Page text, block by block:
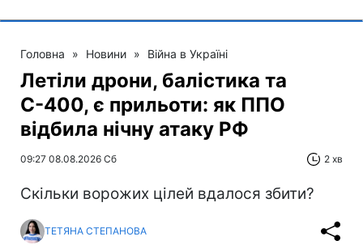
Головна » Новини » Війна в Україні
Летіли дрони, балістика та
С-400, є прильоти: як ППО
відбила нічну атаку РФ
09:27 08.08.2026 Сб 2 хв
Скільки ворожих цілей вдалося збити?
ТЕТЯНА СТЕПАНОВА